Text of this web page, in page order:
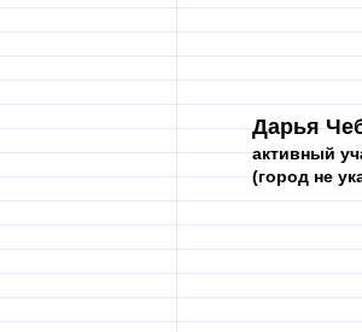
Дарья
активный
(город не